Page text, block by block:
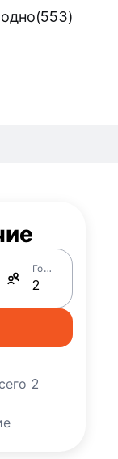
(553)
Гости
2